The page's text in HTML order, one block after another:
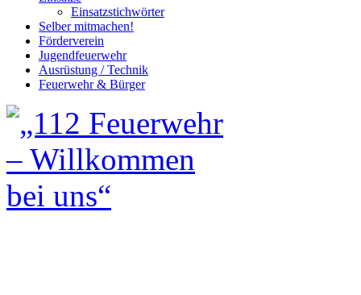
Einsatzstichwörter
Selber mitmachen!
Förderverein
Jugendfeuerwehr
Ausrüstung / Technik
Feuerwehr & Bürger